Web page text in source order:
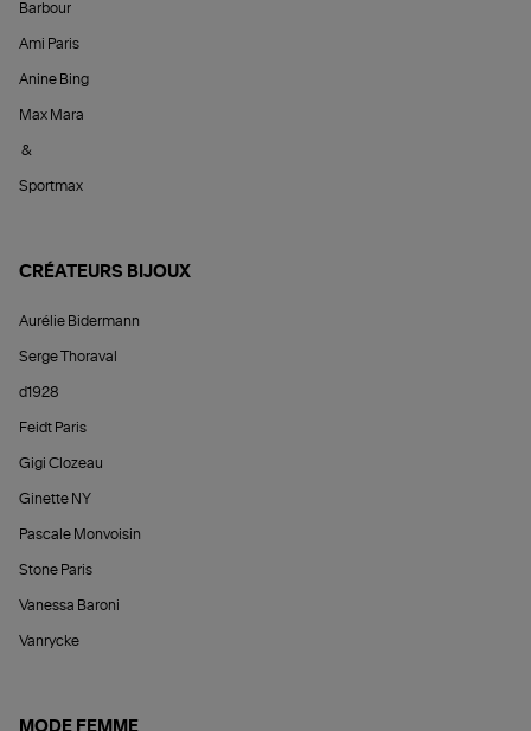
Barbour
Ami Paris
Anine Bing
Max Mara
&
Sportmax
CRÉATEURS BIJOUX
Aurélie Bidermann
Serge Thoraval
d1928
Feidt Paris
Gigi Clozeau
Ginette NY
Pascale Monvoisin
Stone Paris
Vanessa Baroni
Vanrycke